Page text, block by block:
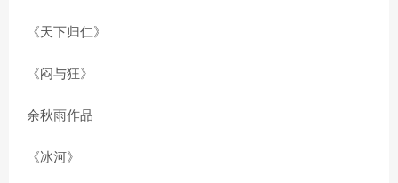
《天下归仁》
《闷与狂》
余秋雨作品
《冰河》